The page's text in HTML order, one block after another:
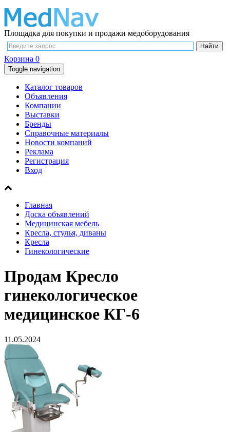
Площадка для покупки и продажи медоборудования
Корзина 0
Toggle navigation
Каталог товаров
Объявления
Компании
Выставки
Бренды
Справочные материалы
Новости компаний
Реклама
Регистрация
Вход
Главная
Доска объявлений
Медицинская мебель
Кресла, стулья, диваны
Кресла
Гинекологические
Продам Кресло
гинекологическое
медицинское КГ-6
11.05.2024